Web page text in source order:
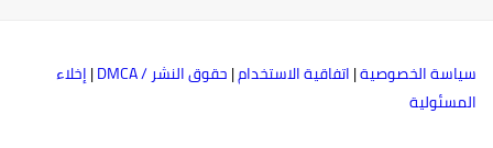
الخصوصية|اتفاقية الاستخدام|حقوق النشر / DMCA |إخلاء